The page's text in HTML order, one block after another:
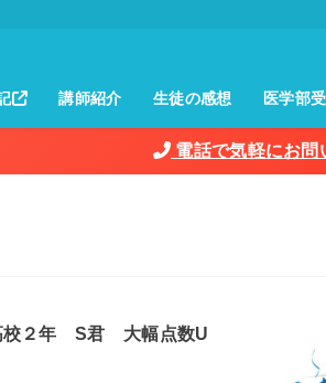
講師紹介 生徒の感想 医学部
電話で気軽にお問
校２年 S君 大幅点数U